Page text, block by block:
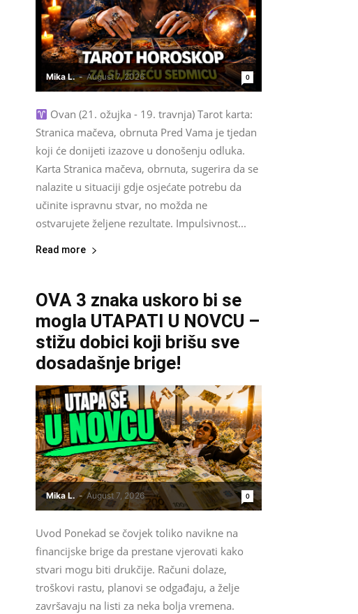
Mika L. - August 7, 2026 0
Ovan (21. ožujka - 19. travnja) Tarot karta:
Stranica mačeva, obrnuta Pred Vama je tjedan
koji će donijeti izazove u donošenju odluka.
Karta Stranica mačeva, obrnuta, sugerira da se
nalazite u situaciji gdje osjećate potrebu da
učinite ispravnu stvar, no možda ne
ostvarujete željene rezultate. Impulsivnost...
Read more
OVA 3 znaka uskoro bi se
mogla UTAPATI U NOVCU –
stižu dobici koji brišu sve
dosadašnje brige!
Mika L. - August 7, 2026 0
Uvod Ponekad se čovjek toliko navikne na
financijske brige da prestane vjerovati kako
stvari mogu biti drukčije. Računi dolaze,
troškovi rastu, planovi se odgađaju, a želje
završavaju na listi za neka bolja vremena.